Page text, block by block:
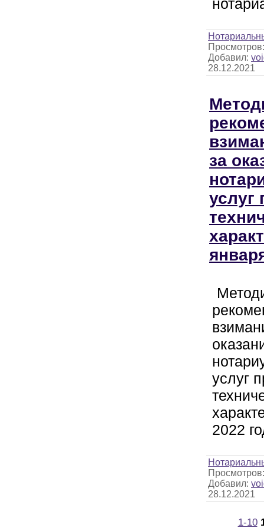
Просмотров:
Добавил:
28.12.2021
за
услуг
услуг
2022
Просмотров:
Добавил:
28.12.2021
1-10